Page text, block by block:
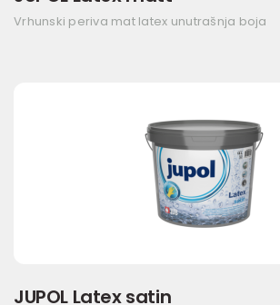
Vrhunski periva mat latex unutrašnja boja
JUPOL Latex satin